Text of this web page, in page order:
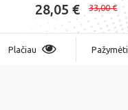
28,05 € 33,00 €
Plačiau Pažymėti